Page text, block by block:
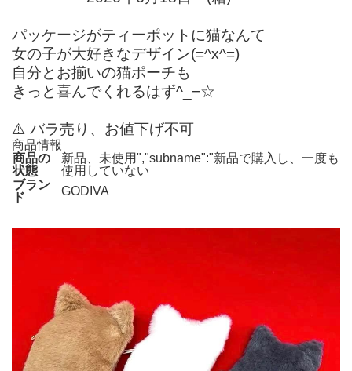
パッケージがティーポットに猫なんて
女の子が大好きなデザイン(=^x^=)
自分とお揃いの猫ポーチも
きっと喜んでくれるはず^_−☆
⚠️ バラ売り、お値下げ不可
商品情報
商品の
状態
新品、未使用","subname":"新品で購入し、一度も
使用していない
ブラン
ド
GODIVA